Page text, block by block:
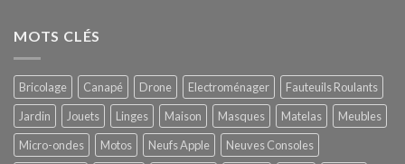
MOTS CLÉS
Bricolage Canapé Drone Electroménager
Fauteuils Roulants
Jardin
Jouets Linges Maison Masques Matelas
Meubles
Micro-ondes
Motos Neufs Apple
Neuves Consoles